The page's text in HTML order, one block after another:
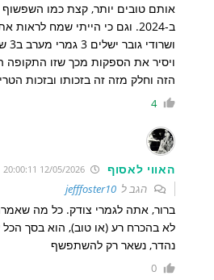
אותם טובים יותר, קצת כמו
ב-2024. וגם כי הייתי שמח
ויסיר את הספקות מכך שזו התקופה
הזה וחלק מזה זה בזכותו ובזכות
4
האווי לאסוף 12/05/2026 20:00:11
הגב לjefffoster10
ברור, אתה לגמרי צודק. כל מה
לא בהכרח רע (או טוב), הוא בסך
נהדר, נשאר רק להשתפשף
0